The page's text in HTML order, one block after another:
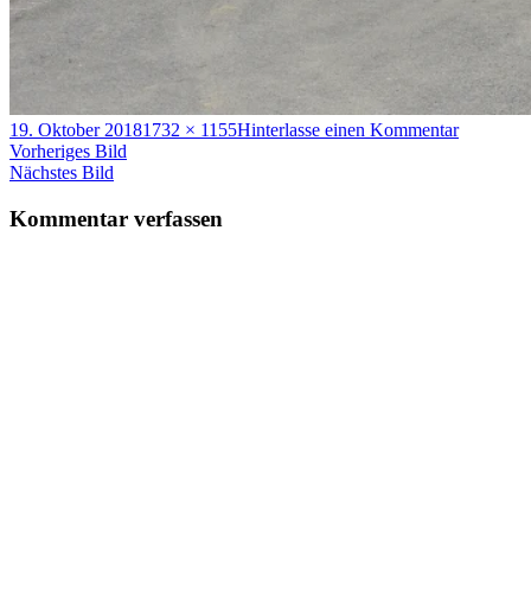
Veröffentlicht
am
19. Oktober 2018Volle
1732 × 1155Hinterlasse einen Kommentarzu
Vorheriges Bild
Nächstes Bild
Kommentar verfassen